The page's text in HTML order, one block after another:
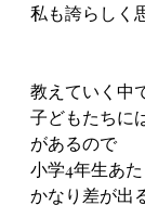
私も誇らしく
教えていく中
子どもたちに
があるので
小学4年生あ
かなり差が出